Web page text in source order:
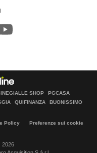
SHOP
PGCASA
QUIFINANZA
BUONISSIMO
Policy
Preferenze sui cookie
2026